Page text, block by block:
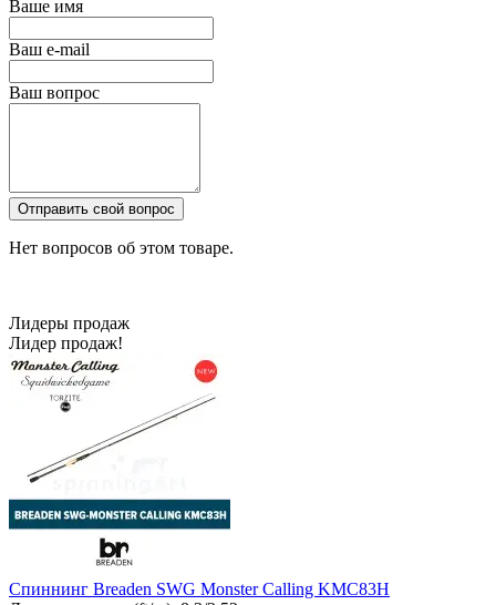
Ваше имя
Ваш e-mail
Ваш вопрос
Отправить свой вопрос
Нет вопросов об этом товаре.
Лидеры продаж
Лидер продаж!
Спиннинг Breaden SWG Monster Calling KMC83H